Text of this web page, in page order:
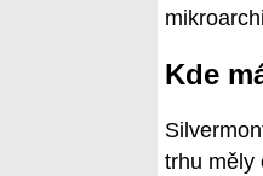
Kde
trhu měly